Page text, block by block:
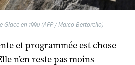
Glace en 1990 (AFP / Marco Bertorello)
et programmée est chose
n’en reste pas moins